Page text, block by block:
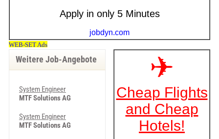
Weitere Job-Angebote
System Engineer
MTF Solutions AG
System Engineer
MTF Solutions AG